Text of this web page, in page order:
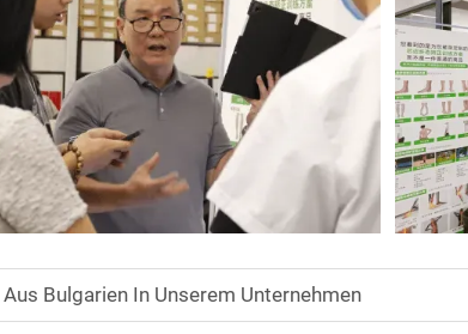
Bulgarien In Unserem Unternehmen